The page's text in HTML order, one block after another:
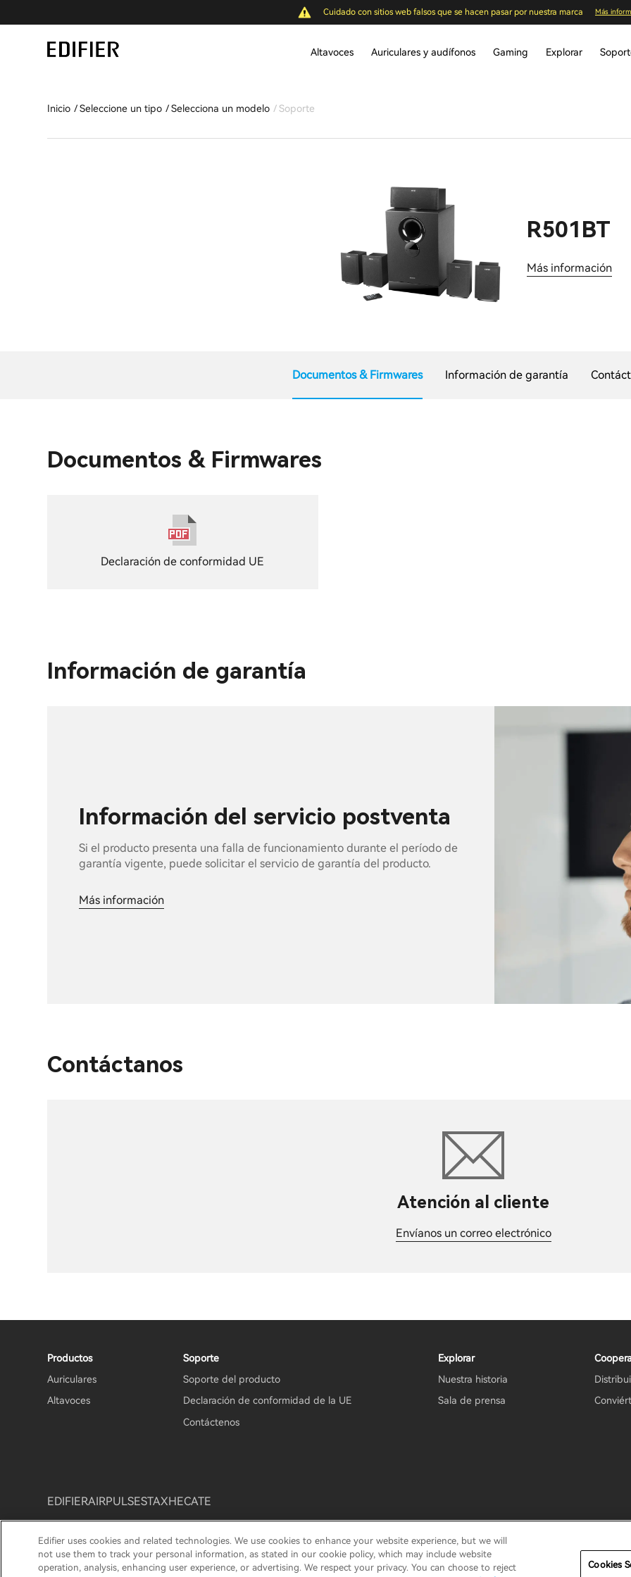
Cuidado con sitios web falsos que se hacen pasar por nuestra marca Más
Altavoces Auriculares y audífonos Gaming Explorar
Inicio Seleccione un tipo Selecciona un modelo Soporte
R501BT
Más información
Documentos & Firmwares Información de garantía
Documentos & Firmwares
Declaración de conformidad UE
Información de garantía
Información del servicio postventa
Si el producto presenta una falla de funcionamiento durante el período de
garantía vigente, puede solicitar el servicio de garantía del producto.
Más información
Contáctanos
Atención al cliente
Envíanos un correo electrónico
Productos
Auriculares
Altavoces
Soporte
Soporte del producto
Declaración de conformidad de la UE
Contáctenos
Explorar
Nuestra historia
Sala de prensa
EDIFIERAIRPULSESTAXHECATE
Aviso de privacidad Aviso de cookies Política de garantía Términos de uso No vender mi información Seguridad
Edifier uses cookies and related technologies. We use cookies to enhance your website experience, but we will
not use them to track your personal information, as stated in our cookie policy, which may include website
operation, analysis, enhancing user experience, or advertising. We respect your privacy. You can choose to reject
Cookies